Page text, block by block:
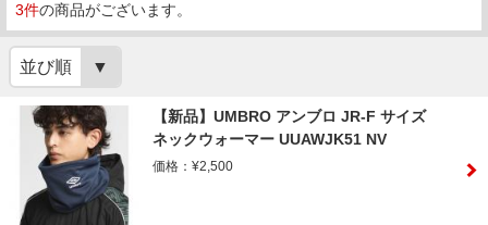
3件の商品がございます。
並び順
【新品】UMBRO アンブロ JR-F サイズ
ネックウォーマー UUAWJK51 NV
価格：¥2,500